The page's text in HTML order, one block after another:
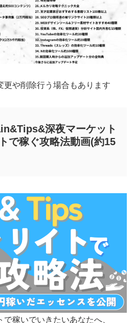
や削除行う場合もあります
深夜マーケット
で稼ぐ攻略法動画(約15
稼いでいきたいあなたへ、